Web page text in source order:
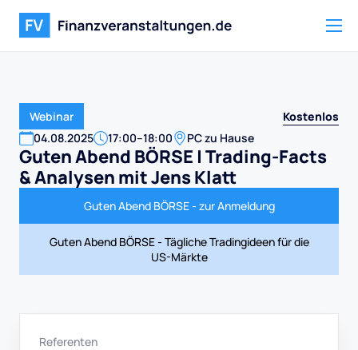
Webinar
Kostenlos
04.08.2025 17:00–18:00 PC zu Hause
Guten Abend BÖRSE | Trading-Facts
& Analysen mit Jens Klatt
Guten Abend BÖRSE - zur Anmeldung
Guten Abend BÖRSE - Tägliche Tradingideen für die
US-Märkte
Referenten